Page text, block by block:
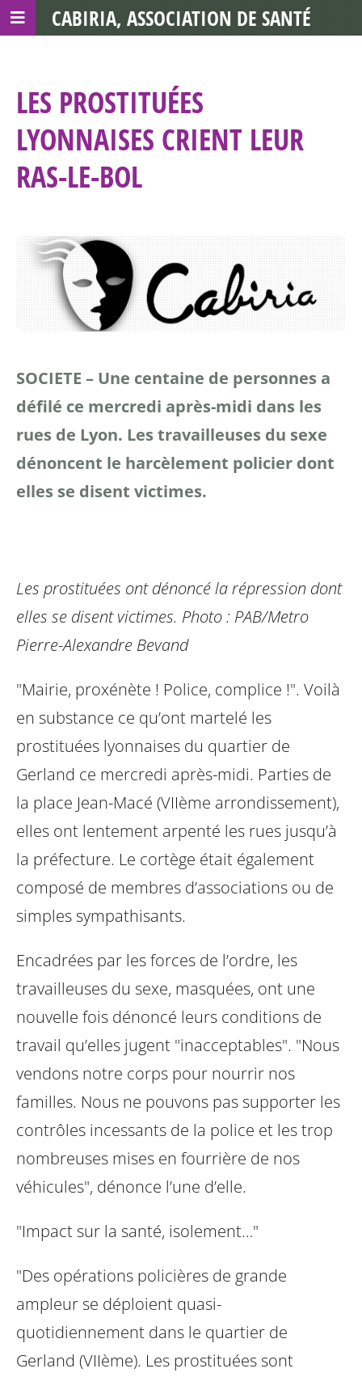
LES PROSTITUÉES
LYONNAISES CRIENT LEUR
RAS-LE-BOL
SOCIETE – Une centaine de personnes a
défilé ce mercredi après-midi dans les
rues de Lyon. Les travailleuses du sexe
dénoncent le harcèlement policier dont
elles se disent victimes.
Les prostituées ont dénoncé la répression dont
elles se disent victimes. Photo : PAB/Metro
Pierre-Alexandre Bevand
"Mairie, proxénète ! Police, complice !". Voilà
en substance ce qu’ont martelé les
prostituées lyonnaises du quartier de
Gerland ce mercredi après-midi. Parties de
la place Jean-Macé (VIIème arrondissement),
elles ont lentement arpenté les rues jusqu’à
la préfecture. Le cortège était également
composé de membres d’associations ou de
simples sympathisants.
Encadrées par les forces de l’ordre, les
travailleuses du sexe, masquées, ont une
nouvelle fois dénoncé leurs conditions de
travail qu’elles jugent "inacceptables". "Nous
vendons notre corps pour nourrir nos
familles. Nous ne pouvons pas supporter les
contrôles incessants de la police et les trop
nombreuses mises en fourrière de nos
véhicules", dénonce l’une d’elle.
"Impact sur la santé, isolement…"
"Des opérations policières de grande
ampleur se déploient quasi-
quotidiennement dans le quartier de
Gerland (VIIème). Les prostituées sont
CABIRIA, ASSOCIATION DE SANTÉ